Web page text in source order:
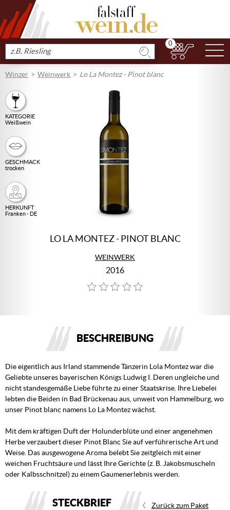
Produkt
suchen
0
Winzer Weinwerk Lo La Montez - Pinot blanc
KATEGORIE
Weißwein
GESCHMACK
trocken
HERKUNFT
Franken - DE
LO LA MONTEZ - PINOT BLANC
WEINWERK
2016
BESCHREIBUNG
Die eigentlich aus Irland stammende Tänzerin Lola Montez war die
Geliebte unseres bayerischen Königs Ludwig I. Deren ungleiche und
nicht standesgemäße Liebe führte zu einer Staatskrise. Ihre Liebelei
lebten die Beiden in Bad Brückenau aus, unweit von Hammelburg, wo
unser Pinot blanc namens Lo La Montez wächst.
Mit dem kräftigen Duft der Holunderblüte und einer angenehmen
Herbe verzaubert dieser Pinot Blanc Sie auf verführerische Art und
Weise. Das ausgewogene Aroma belebt Sie zeitgleich mit einer
weichen Fruchtsäure und lässt Ihre Gerichte (z. B. Jakobsmuscheln
oder Kalbsschnitzel) zu einem Gaumenerlebnis werden.
STECKBRIEF Zurück zum Paket